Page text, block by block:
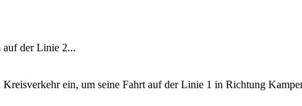
auf der Linie 2...
ein, um seine Fahrt auf der Linie 1 in Richtung